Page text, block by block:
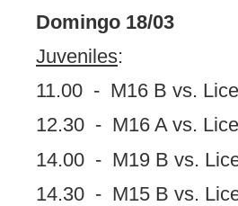
Domingo 18/03
Juveniles:
11.00 - M16 B vs.
12.30 - M16 A vs.
14.00 - M19 B vs.
14.30 - M15 B vs.